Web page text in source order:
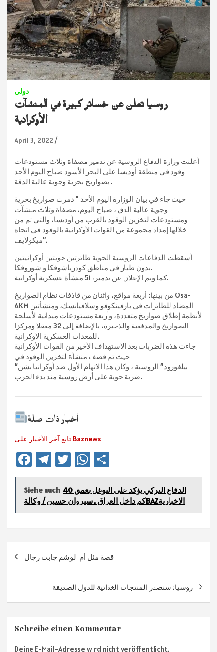
دولي
روسيا تعلن عن خسائر كبيرة في المنشآت
الأوكرانية
April 3, 2022
أعلنت وزارة الدفاع الروسية عن تدمير مصفاة وثلاث مستودعات
وقود في منطقة أوديسا على البحر الأسود صباح اليوم الأحد
بصواريخ بحرية وجوية عالية الدقة .
حيث جاء في بيان الوزارة اليوم الأحد ” دمرت صواريخ بحرية
وجوية عالية الدق ، صباح اليوم، مصفاة وثلاث منشآت
ومستودعات لتخزين الوقود بالقرب من أوديسا، والتي تم من
خلالها إمداد مجموعة من القوات الأوكرانية بالوقود في اتجاه
ميكولايف”.
أسقطت الدفاعات الروسية الجوية طائرتين جويتين أوكرانيتين
بدون طيار في مناطق كودرياشوفكا و شوروفكا.
كما وتم الإعلان عن تدمير، 51 منشأة عسكرية أوكرانية.
من بينها: أربعة مواقع، واثنان من قاذفات نظام الصواريخ Osa-
AKM المضاد للطائرات في بارفينكوفو وسلافيانسك، ومنشأتين
لأنظمة إطلاق صواريخ متعددة، وأربعة مستودعات ميدانية لأسلحة
الصواريخ والمدفعية والذخيرة، بالإضافة إلى 32 معقلا ومركزا
للمعدات العسكرية الاوكرانية.
جاءت هذه الضربات بعد الاستهداف الأخير من القوات الأوكرانية
حيث تم قصف منشأة لتخزين الوقود في
“بيلغورود” الروسية ، وكان هذا الاتهام الأول ضد أوكرانيا بشن
ضربة جوية على أرض روسية منذ بدء الحرب.
أخبار ذات صلة
تابع آخر الأخبار على Baznews
Fa
b
o
Te
gr
a
T
tt
er
W
at
sA
n
Siehe auch الدفاع التركي يؤكد على التوغل بعمق 40
كم داخل العراق . سيروان حسين / وكالةBAZالاخبارية
قصة مثل أم الوشم جابت رجال
روسيا: سنصدر المنتجات الغذائية للدول الصديقة
Schreibe einen Kommentar
Deine E-Mail-Adresse wird nicht veröffentlicht.